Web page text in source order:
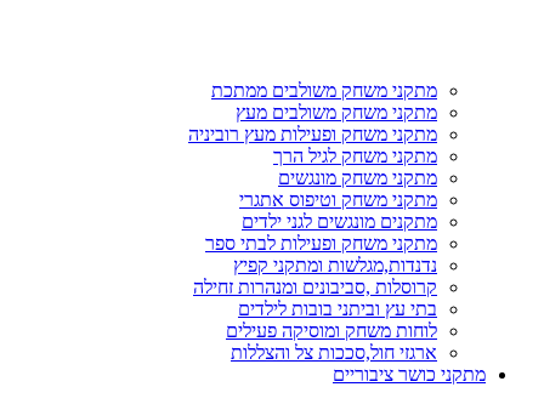
מתקני משחק משולבים ממתכת
מתקני משחק משולבים מעץ
מתקני משחק ופעילות מעץ רוביניה
מתקני משחק לגיל הרך
מתקני משחק מונגשים
מתקני משחק וטיפוס אתגרי
מתקנים מונגשים לגני ילדים
מתקני משחק ופעילות לבתי ספר
נדנדות,מגלשות ומתקני קפיץ
קרוסלות ,סביבונים ומנהרות זחילה
בתי עץ וביתני בובות לילדים
לוחות משחק ומוסיקה פעילים
ארגזי חול,סככות צל והצללות
מתקני כושר ציבוריים